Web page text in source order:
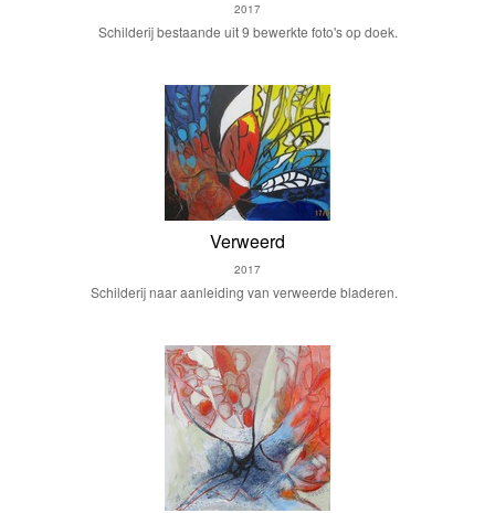
2017
Schilderij bestaande uit 9 bewerkte foto's op doek.
Verweerd
2017
Schilderij naar aanleiding van verweerde bladeren.